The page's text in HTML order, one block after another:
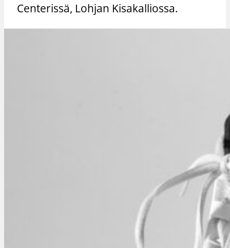
Centerissä, Lohjan Kisakalliossa.